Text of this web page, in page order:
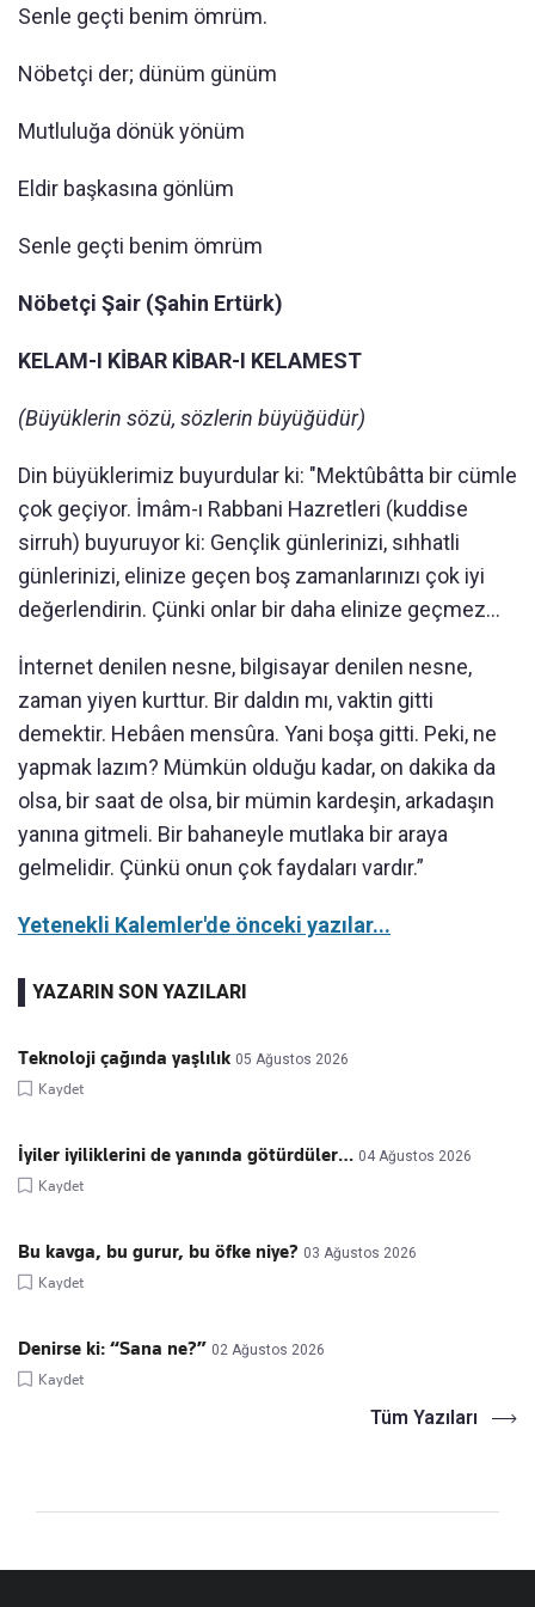
Senle geçti benim ömrüm.
Nöbetçi der; dünüm günüm
Mutluluğa dönük yönüm
Eldir başkasına gönlüm
Senle geçti benim ömrüm
Nöbetçi Şair (Şahin Ertürk)
KELAM-I KİBAR KİBAR-I KELAMEST
(Büyüklerin sözü, sözlerin büyüğüdür)
Din büyüklerimiz buyurdular ki: "Mektûbâtta bir cümle
çok geçiyor. İmâm-ı Rabbani Hazretleri (kuddise
sirruh) buyuruyor ki: Gençlik günlerinizi, sıhhatli
günlerinizi, elinize geçen boş zamanlarınızı çok iyi
değerlendirin. Çünki onlar bir daha elinize geçmez...
İnternet denilen nesne, bilgisayar denilen nesne,
zaman yiyen kurttur. Bir daldın mı, vaktin gitti
demektir. Hebâen mensûra. Yani boşa gitti. Peki, ne
yapmak lazım? Mümkün olduğu kadar, on dakika da
olsa, bir saat de olsa, bir mümin kardeşin, arkadaşın
yanına gitmeli. Bir bahaneyle mutlaka bir araya
gelmelidir. Çünkü onun çok faydaları vardır.”
Yetenekli Kalemler'de önceki yazılar...
YAZARIN SON YAZILARI
Teknoloji çağında yaşlılık 05 Ağustos 2026
Kaydet
İyiler iyiliklerini de yanında götürdüler… 04 Ağustos 2026
Kaydet
Bu kavga, bu gurur, bu öfke niye? 03 Ağustos 2026
Kaydet
Denirse ki: “Sana ne?” 02 Ağustos 2026
Kaydet
Tüm Yazıları